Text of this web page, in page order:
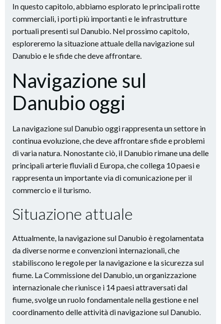
In questo capitolo, abbiamo esplorato le principali rotte
commerciali, i porti più importanti e le infrastrutture
portuali presenti sul Danubio. Nel prossimo capitolo,
esploreremo la situazione attuale della navigazione sul
Danubio e le sfide che deve affrontare.
Navigazione sul
Danubio oggi
La navigazione sul Danubio oggi rappresenta un settore in
continua evoluzione, che deve affrontare sfide e problemi
di varia natura. Nonostante ciò, il Danubio rimane una delle
principali arterie fluviali d Europa, che collega 10 paesi e
rappresenta un importante via di comunicazione per il
commercio e il turismo.
Situazione attuale
Attualmente, la navigazione sul Danubio è regolamentata
da diverse norme e convenzioni internazionali, che
stabiliscono le regole per la navigazione e la sicurezza sul
fiume. La Commissione del Danubio, un organizzazione
internazionale che riunisce i 14 paesi attraversati dal
fiume, svolge un ruolo fondamentale nella gestione e nel
coordinamento delle attività di navigazione sul Danubio.